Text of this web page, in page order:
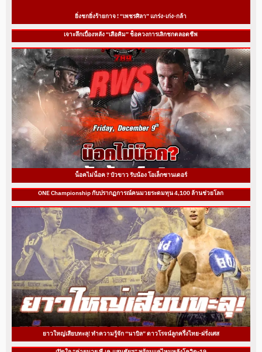
ยิ่งชกยิ่งร้ายกาจ ! “เพชรศิลา” แกร่ง-เก่ง-กล้า
เจาะลึกเบื้องหลัง “เสือคิม” ช็อควงการเลิกชกตลอดชีพ
น็อคไม่น็อค ? บัวขาว รับน้อง โอเล็กซานเดอร์
ONE Championship กับปรากฏการณ์คนมวยระดมทุน 4,100 ล้านช่วยโลก
ยาวใหญ่เสียบทะลุ! ทำความรู้จัก “นาบิล” ดาวโรจน์ลูกครึ่งไทย-ฝรั่งเศส